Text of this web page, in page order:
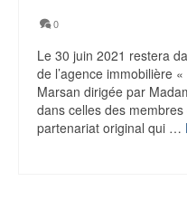
0
Le 30 juin 2021 restera
de l’agence immobilière
Marsan dirigée par
dans celles des membres
partenariat original qui …